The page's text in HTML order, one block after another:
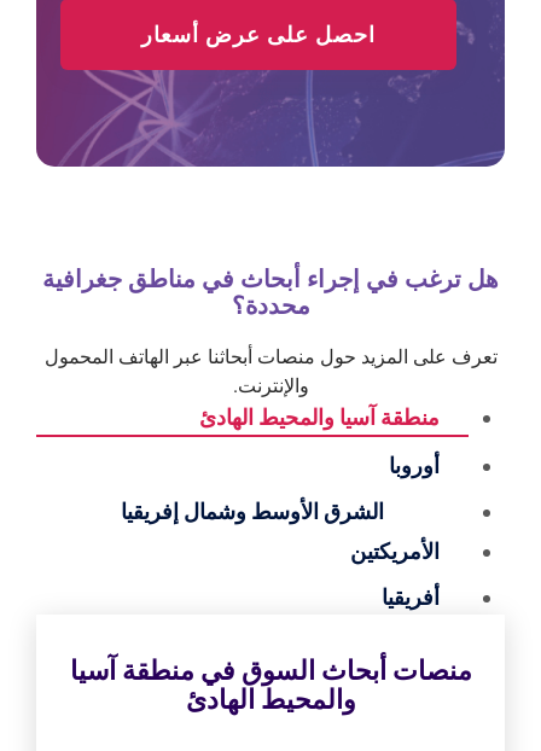
احصل على عرض أسعار
هل ترغب في إجراء أبحاث في مناطق جغرافية
محددة؟
تعرف على المزيد حول منصات أبحاثنا عبر الهاتف المحمول
والإنترنت.
منطقة آسيا والمحيط الهادئ
أوروبا
الشرق الأوسط وشمال إفريقيا
الأمريكتين
أفريقيا
منصات أبحاث السوق في منطقة آسيا
والمحيط الهادئ